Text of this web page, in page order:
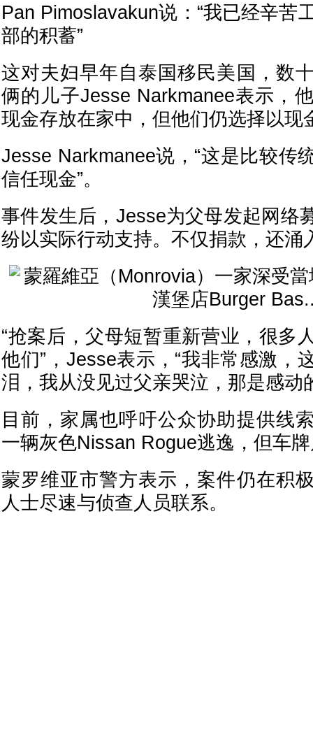
Pan Pimoslavakun说：“我已经辛苦
部的积蓄”
这对夫妇早年自泰国移民美国，数
俩的儿子Jesse Narkmanee表示，
现金存放在家中，但他们仍选择以现
Jesse Narkmanee说，“这是比较传
信任现金”。
事件发生后，Jesse为父母发起网络
纷以实际行动支持。不仅捐款，还涌
“抢案后，父母短暂重新营业，很多
他们”，Jesse表示，“我非常感激，
泪，我从没见过父亲哭泣，那是感动
目前，家属也呼吁公众协助提供线
一辆灰色Nissan Rogue逃逸，但车
蒙罗维亚市警方表示，案件仍在积
人士尽速与侦查人员联系。